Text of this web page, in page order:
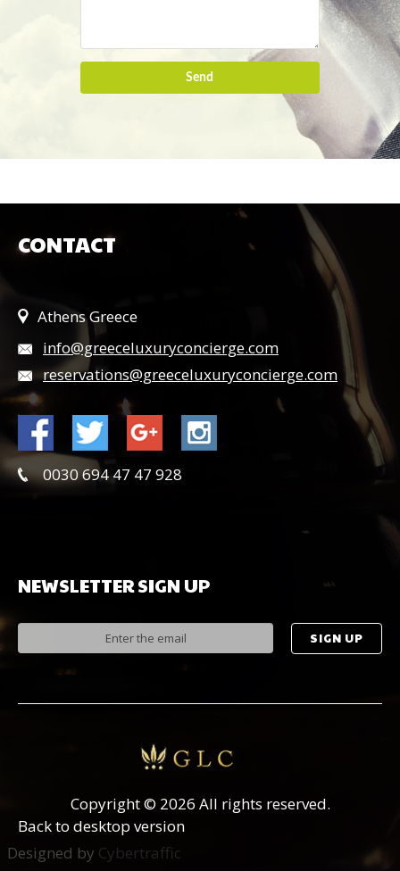
Send
CONTACT
Athens Greece
info@greeceluxuryconcierge.com
reservations@greeceluxuryconcierge.com
0030 694 47 47 928
NEWSLETTERSIGN UP
Copyright© 2026 All rights reserved.
Back to desktop version
Designed by Cybertraffic